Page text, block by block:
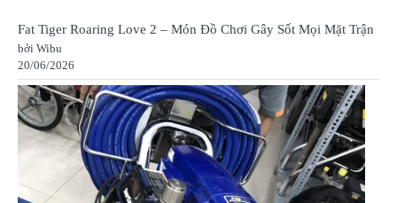
Fat Tiger Roaring Love 2 – Món Đồ Chơi Gây Sốt Mọi Mặt Trận
bởi Wibu
20/06/2026